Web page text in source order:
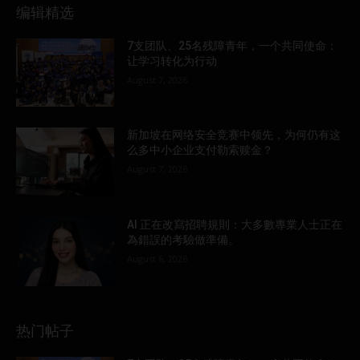
编辑精选
7支团队、25名残障青年，一个共同使命：
让学习转化为行动
新加坡在网络安全竞赛中领先，为何仍有这
么多中小企业支付勒索赎金？
AI 正在改寫招聘規則：大多數專業人士正在
為錯誤的考驗做準備。
热门帖子